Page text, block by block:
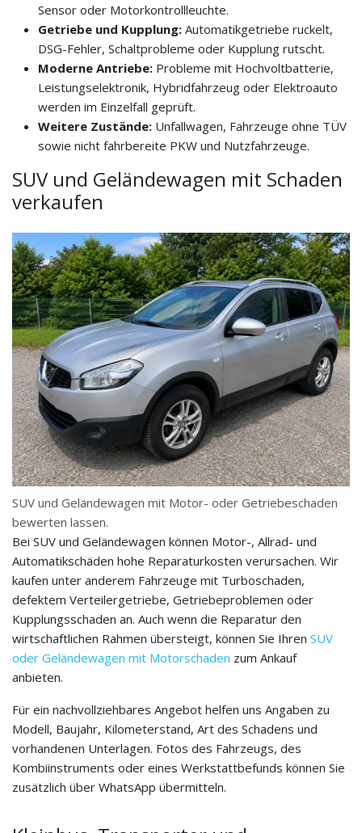
Sensor oder Motorkontrollleuchte.
Getriebe und Kupplung: Automatikgetriebe ruckelt,
DSG-Fehler, Schaltprobleme oder Kupplung rutscht.
Moderne Antriebe: Probleme mit Hochvoltbatterie,
Leistungselektronik, Hybridfahrzeug oder Elektroauto
werden im Einzelfall geprüft.
Weitere Zustände: Unfallwagen, Fahrzeuge ohne TÜV
sowie nicht fahrbereite PKW und Nutzfahrzeuge.
SUV und Geländewagen mit Schaden
verkaufen
SUV und Geländewagen mit Motor- oder Getriebeschaden
bewerten lassen.
Bei SUV und Geländewagen können Motor-, Allrad- und
Automatikschäden hohe Reparaturkosten verursachen. Wir
kaufen unter anderem Fahrzeuge mit Turboschaden,
defektem Verteilergetriebe, Getriebeproblemen oder
Kupplungsschaden an. Auch wenn die Reparatur den
wirtschaftlichen Rahmen übersteigt, können Sie Ihren SUV
oder Geländewagen mit Motorschaden zum Ankauf
anbieten.
Für ein nachvollziehbares Angebot helfen uns Angaben zu
Modell, Baujahr, Kilometerstand, Art des Schadens und
vorhandenen Unterlagen. Fotos des Fahrzeugs, des
Kombiinstruments oder eines Werkstattbefunds können Sie
zusätzlich über WhatsApp übermitteln.